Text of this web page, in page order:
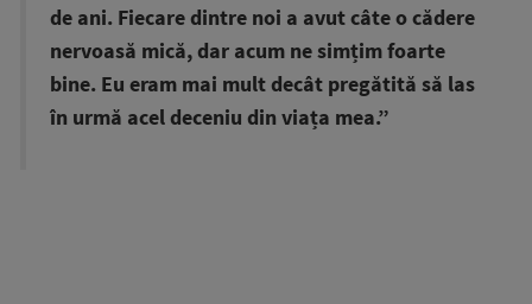
de ani. Fiecare dintre noi a avut câte o cădere
nervoasă mică, dar acum ne simțim foarte
bine. Eu eram mai mult decât pregătită să las
în urmă acel deceniu din viața mea.”